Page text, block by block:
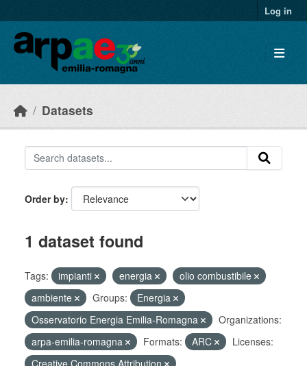
Log in
Datasets
Order by
1 dataset found
Tags: impianti energia
olio combustibile
ambiente
Groups:
Energia
Osservatorio Energia Emilia-Romagna
Organizations:
arpa-emilia-romagna
Formats: ARC
Licenses:
Creative Commons Attribution